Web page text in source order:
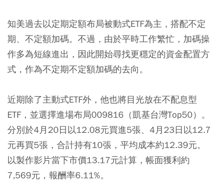
知美過去以定期定額布局被動式ETF為主，搭配不定
期、不定額加碼。不過，由於平時工作繁忙，加碼操
作多為短線進出，因此開始尋找更穩定的資金配置方
式，作為不定期不定額加碼的去向。
近期除了主動式ETF外，他也將目光放在不配息型
ETF，並選擇進場布局009816 （凱基台灣Top50）。
分別於4月20日以12.08元買進5張、4月23日以12.7
元再買5張，合計持有10張，平均成本約12.39元。
以製作影片當下市價13.17元計算，帳面獲利約
7,569元，報酬率6.11%。